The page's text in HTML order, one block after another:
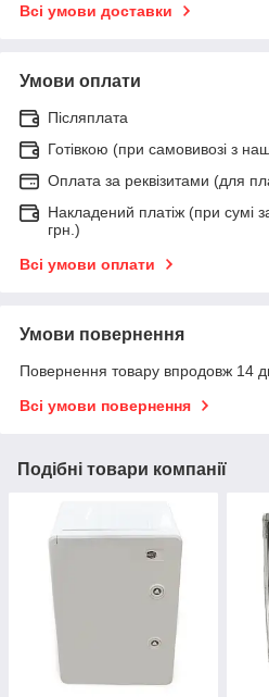
Всі умови доставки
Умови оплати
Післяплата
Готівкою (при самовивозі з
Оплата за реквізитами (для
Накладений платіж (при
грн.)
Всі умови оплати
Умови повернення
Повернення товару впродовж 14
Всі умови повернення
Подібні товари компанії